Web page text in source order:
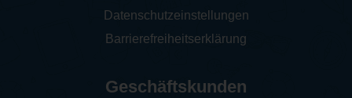
Datenschutzeinstellungen
Barrierefreiheitserklärung
Geschäftskunden